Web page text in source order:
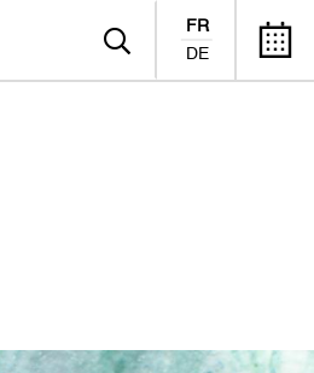
FR
DE